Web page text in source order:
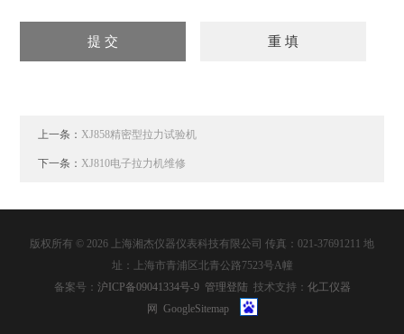
上一条：XJ858精密型拉力试验机
下一条：XJ810电子拉力机维修
版权所有 © 2026 上海湘杰仪器仪表科技有限公司 传真：021-37691211 地
址：上海市青浦区北青公路7523号A幢
备案号： 沪ICP备09041334号-9 管理登陆 技术支持： 化工仪器
网 GoogleSitemap